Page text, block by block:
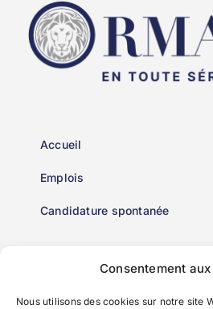
Consentement
Nous utilisons des cookies sur notre site
Accueil
Emplois
Candidature spontanée